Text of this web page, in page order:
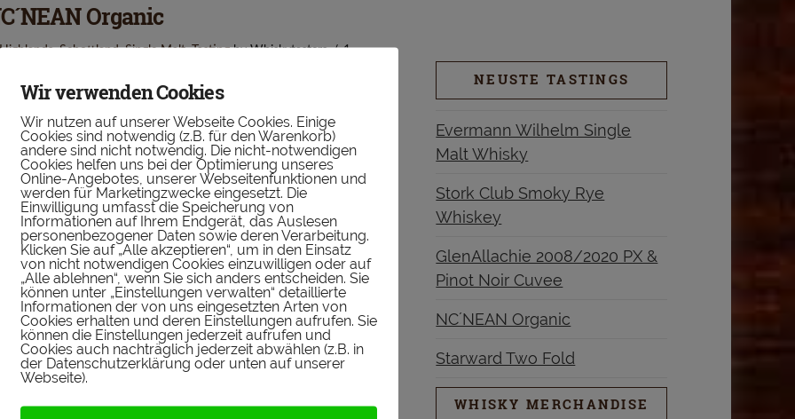
Organic
Highlands,Schottland,Single Malt,Tastingby Whiskytasters
1.
2020
ist eine neue Brennerei aus den
Highlands. Der Organic Single Malt ist
erste 3-jährige Whisky aus dieser Destillerie. Das
an der jungen Brennerei ist, dass sie
biozertifizierten, nachhaltigen Scotch herstellt.
der Leitung von Annabel …
Two Fold
Grain,Rest der Welt
NEUSTE TASTINGS
Evermann Wilhelm Single
Malt Whisky
Stork Club Smoky Rye
Whiskey
GlenAllachie 2008/2020 PX &
Pinot Noir Cuvee
NC´NEAN Organic
Starward Two Fold
WHISKY MERCHANDISE
Wir verwenden Cookies
Wir nutzen auf unserer Webseite Cookies. Einige
Cookies sind notwendig (z.B. für den Warenkorb)
andere sind nicht notwendig. Die nicht-notwendigen
Cookies helfen uns bei der Optimierung unseres
Online-Angebotes, unserer Webseitenfunktionen und
werden für Marketingzwecke eingesetzt. Die
Einwilligung umfasst die Speicherung von
Informationen auf Ihrem Endgerät, das Auslesen
personenbezogener Daten sowie deren Verarbeitung.
Klicken Sie auf „Alle akzeptieren“, um in den Einsatz
von nicht notwendigen Cookies einzuwilligen oder auf
„Alle ablehnen“, wenn Sie sich anders entscheiden. Sie
können unter „Einstellungen verwalten“ detaillierte
Informationen der von uns eingesetzten Arten von
Cookies erhalten und deren Einstellungen aufrufen. Sie
können die Einstellungen jederzeit aufrufen und
Cookies auch nachträglich jederzeit abwählen (z.B. in
der Datenschutzerklärung oder unten auf unserer
Webseite).